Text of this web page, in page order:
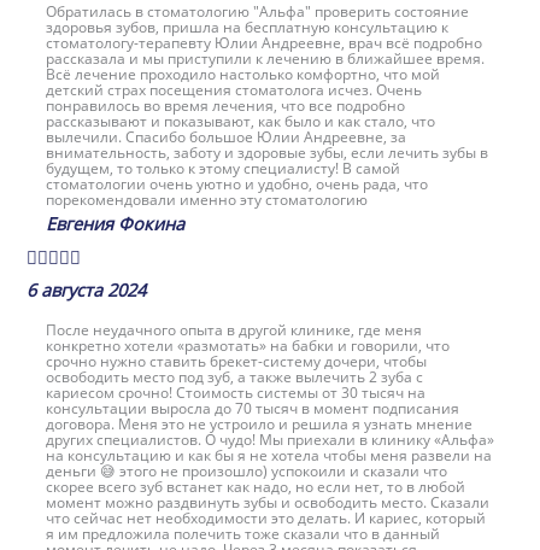
Обратилась в стоматологию "Альфа" проверить состояние
здоровья зубов, пришла на бесплатную консультацию к
стоматологу-терапевту Юлии Андреевне, врач всё подробно
рассказала и мы приступили к лечению в ближайшее время.
Всё лечение проходило настолько комфортно, что мой
детский страх посещения стоматолога исчез. Очень
понравилось во время лечения, что все подробно
рассказывают и показывают, как было и как стало, что
вылечили. Спасибо большое Юлии Андреевне, за
внимательность, заботу и здоровые зубы, если лечить зубы в
будущем, то только к этому специалисту! В самой
стоматологии очень уютно и удобно, очень рада, что
порекомендовали именно эту стоматологию
Евгения Фокина

6 августа 2024
После неудачного опыта в другой клинике, где меня
конкретно хотели «размотать» на бабки и говорили, что
срочно нужно ставить брекет-систему дочери, чтобы
освободить место под зуб, а также вылечить 2 зуба с
кариесом срочно! Стоимость системы от 30 тысяч на
консультации выросла до 70 тысяч в момент подписания
договора. Меня это не устроило и решила я узнать мнение
других специалистов. О чудо! Мы приехали в клинику «Альфа»
на консультацию и как бы я не хотела чтобы меня развели на
деньги 😅 этого не произошло) успокоили и сказали что
скорее всего зуб встанет как надо, но если нет, то в любой
момент можно раздвинуть зубы и освободить место. Сказали
что сейчас нет необходимости это делать. И кариес, который
я им предложила полечить тоже сказали что в данный